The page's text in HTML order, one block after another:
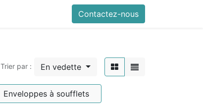
Contactez-nous
Trier par : En vedette
Enveloppes à soufflets